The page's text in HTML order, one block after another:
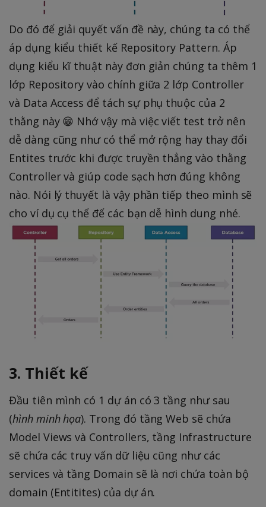
Do đó để giải quyết vấn đề này, chúng ta có thể
áp dụng kiểu thiết kế Repository Pattern. Áp
dụng kiểu kĩ thuật này đơn giản chúng ta thêm 1
lớp Repository vào chính giữa 2 lớp Controller
và Data Access để tách sự phụ thuộc của 2
thằng này 😁 Nhớ vậy mà việc viết test trở nên
dễ dàng cũng như có thể mở rộng hay thay đổi
Entites trước khi được truyền thẳng vào thằng
Controller và giúp code sạch hơn đúng không
nào. Nói lý thuyết là vậy phần tiếp theo mình sẽ
cho ví dụ cụ thể để các bạn dễ hình dung nhé.
3. Thiết kế
Đầu tiên mình có 1 dự án có 3 tầng như sau
(hình minh họa). Trong đó tầng Web sẽ chứa
Model Views và Controllers, tầng Infrastructure
sẽ chứa các truy vấn dữ liệu cũng như các
services và tầng Domain sẽ là nơi chứa toàn bộ
domain (Entitites) của dự án.